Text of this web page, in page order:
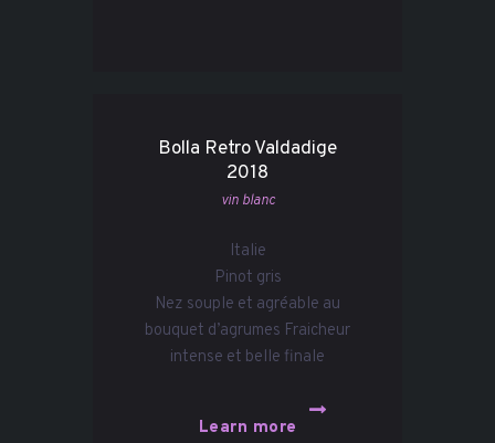
Bolla Retro Valdadige
2018
vin blanc
Italie
Pinot gris
Nez souple et agréable au
bouquet d’agrumes Fraicheur
intense et belle finale
Learn more